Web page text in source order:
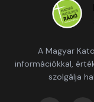
A Magyar
információkkal,
szolgálja